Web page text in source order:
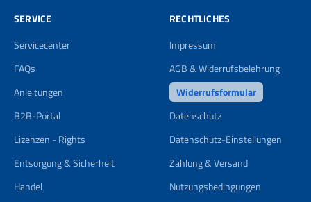
SERVICE
Servicecenter
FAQs
Anleitungen
B2B-Portal
Lizenzen - Rights
Entsorgung & Sicherheit
Handel
RECHTLICHES
Impressum
AGB & Widerrufsbelehrung
Widerrufsformular
Datenschutz
Datenschutz-Einstellungen
Zahlung & Versand
Nutzungsbedingungen